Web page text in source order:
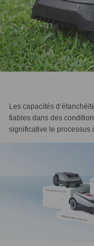
Les capacités
fiables dans des
significative le processus